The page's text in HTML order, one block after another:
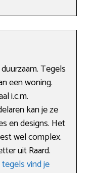
Tegels
een woning.
i.c.m.
kan je ze
en designs. Het
wel complex.
uit Raard.
vind je